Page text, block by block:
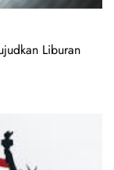
Liburan